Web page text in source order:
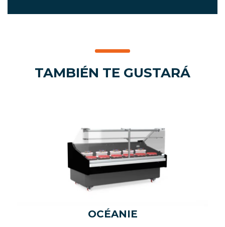
TAMBIÉN TE GUSTARÁ
OCÉANIE